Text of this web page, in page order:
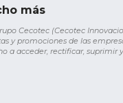
más
Cecotec (Cecotec
y promociones de las
a acceder, rectificar, suprimir